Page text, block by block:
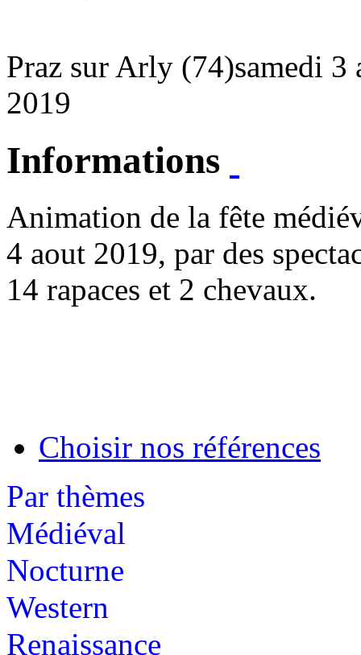
Praz sur Arly (74)samedi 3
2019
Informations
Animation de la fête
4 aout 2019, par des
14 rapaces et 2 chevaux.
Choisir nos références
Par thèmes
Médiéval
Nocturne
Western
Renaissance